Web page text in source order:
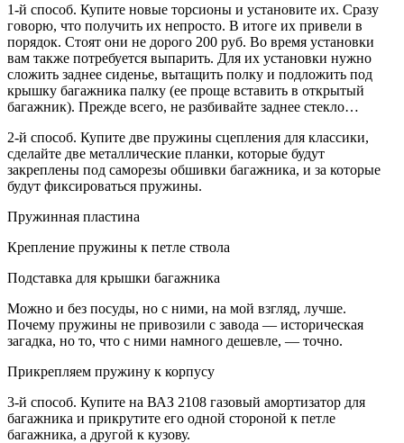
1-й способ. Купите новые торсионы и установите их. Сразу
говорю, что получить их непросто. В итоге их привели в
порядок. Стоят они не дорого 200 руб. Во время установки
вам также потребуется выпарить. Для их установки нужно
сложить заднее сиденье, вытащить полку и подложить под
крышку багажника палку (ее проще вставить в открытый
багажник). Прежде всего, не разбивайте заднее стекло…
2-й способ. Купите две пружины сцепления для классики,
сделайте две металлические планки, которые будут
закреплены под саморезы обшивки багажника, и за которые
будут фиксироваться пружины.
Пружинная пластина
Крепление пружины к петле ствола
Подставка для крышки багажника
Можно и без посуды, но с ними, на мой взгляд, лучше.
Почему пружины не привозили с завода — историческая
загадка, но то, что с ними намного дешевле, — точно.
Прикрепляем пружину к корпусу
3-й способ. Купите на ВАЗ 2108 газовый амортизатор для
багажника и прикрутите его одной стороной к петле
багажника, а другой к кузову.